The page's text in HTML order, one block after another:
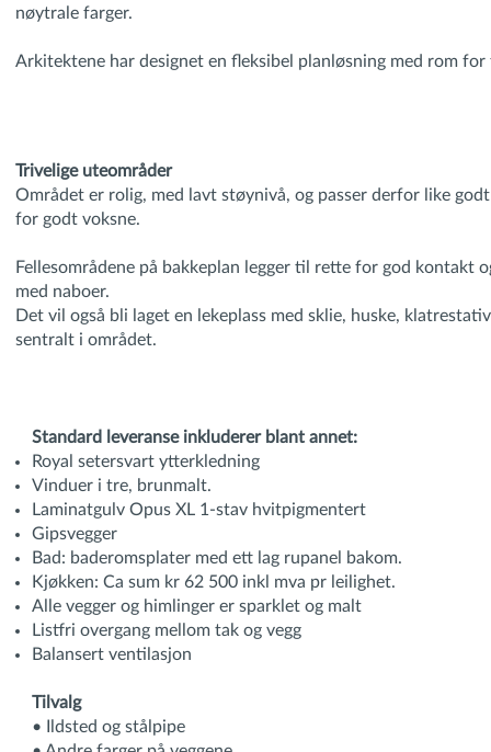
Standard leveranse inkluderer blant annet:
Royal setersvart ytterkledning
Vinduer i tre, brunmalt.
Laminatgulv Opus XL 1-stav hvitpigmentert
Gipsvegger
Bad: baderomsplater med ett lag rupanel bakom.
Kjøkken: Ca sum kr 62 500 inkl mva pr leilighet.
Alle vegger og himlinger er sparklet og malt
Listfri overgang mellom tak og vegg
Balansert ventilasjon
Tilvalg
• Ildsted og stålpipe
nøytrale farger.
Arkitektene har designet en fleksibel planløsning med rom for
Trivelige uteområder
Området er rolig, med lavt støynivå, og passer derfor like
for godt voksne.
Fellesområdene på bakkeplan legger til rette for god kontakt
med naboer.
Det vil også bli laget en lekeplass med sklie, huske,
sentralt i området.